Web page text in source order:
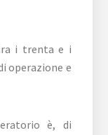
i trenta e i
operazione e
è, di